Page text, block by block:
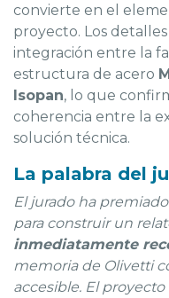
convierte en el
proyecto. Los
integración entre la
estructura de acero
Isopan, lo que
coherencia entre la
solución técnica.
La palabra del
El jurado ha
para construir un
inmediatamente
memoria de Olivetti
accesible. El